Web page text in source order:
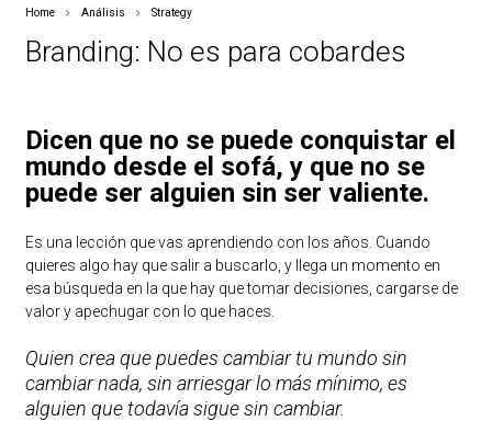
Home Análisis Strategy
Branding: No es para cobardes
Dicen que no se puede conquistar el
mundo desde el sofá, y que no se
puede ser alguien sin ser valiente.
Es una lección que vas aprendiendo con los años. Cuando
quieres algo hay que salir a buscarlo, y llega un momento en
esa búsqueda en la que hay que tomar decisiones, cargarse de
valor y apechugar con lo que haces.
Quien crea que puedes cambiar tu mundo sin
cambiar nada, sin arriesgar lo más mínimo, es
alguien que todavía sigue sin cambiar.